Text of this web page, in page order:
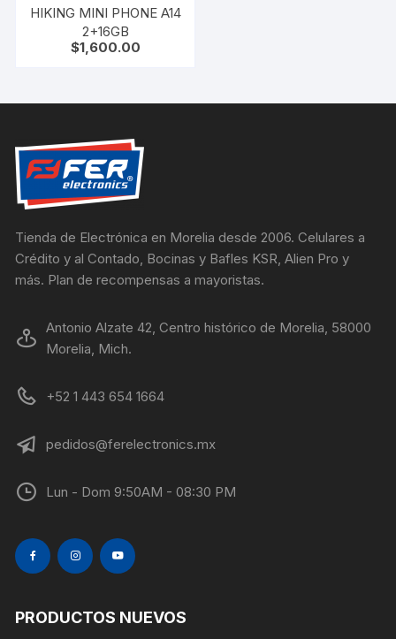
HIKING MINI PHONE A14
2+16GB
$1,600.00
Tienda de Electrónica en Morelia desde 2006. Celulares a
Crédito y al Contado, Bocinas y Bafles KSR, Alien Pro y
más. Plan de recompensas a mayoristas.
Antonio Alzate 42, Centro histórico de Morelia, 58000
Morelia, Mich.
+52 1 443 654 1664
pedidos@ferelectronics.mx
Lun - Dom 9:50AM - 08:30 PM
PRODUCTOS NUEVOS